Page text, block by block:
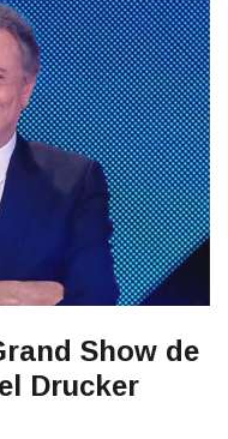
Show de
Drucker